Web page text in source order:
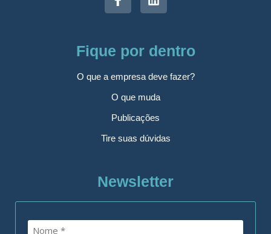
Fique por dentro
O que a empresa deve fazer?
O que muda
Publicações
Tire suas dúvidas
Newsletter